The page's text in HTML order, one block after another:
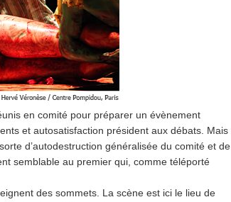
en comité pour préparer un évènement
et autosatisfaction président aux débats. Mais
d’autodestruction généralisée du comité et de
semblable au premier qui, comme téléporté
des sommets. La scène est ici le lieu de